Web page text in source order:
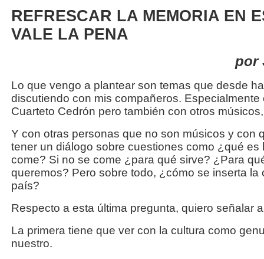
REFRESCAR LA MEMORIA EN
VALE LA PENA
por
Lo que vengo a plantear son temas que desde
discutiendo con mis compañeros. Especialmente
Cuarteto Cedrón pero también con otros
Y con otras personas que no son músicos y con
tener un diálogo sobre cuestiones como ¿qué
come? Si no se come ¿para qué sirve? ¿Para
queremos? Pero sobre todo, ¿cómo se inserta la
país?
Respecto a esta última pregunta, quiero señalar
La primera tiene que ver con la cultura como
nuestro.